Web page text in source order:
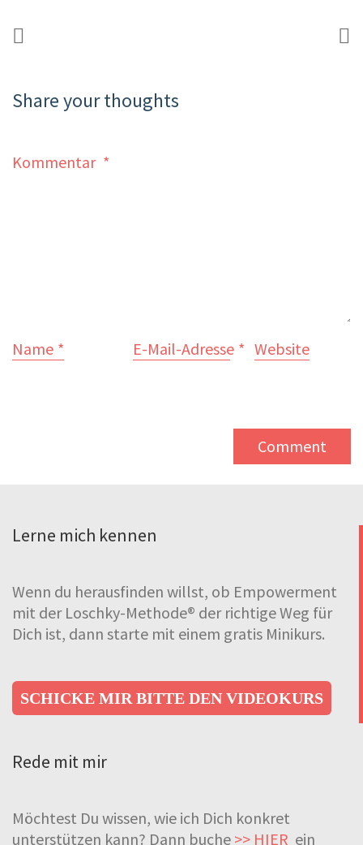
Share your thoughts
Kommentar *
Name * E-Mail-Adresse * Website
Lerne mich kennen
Wenn du herausfinden willst, ob Empowerment
mit der Loschky-Methode® der richtige Weg für
Dich ist, dann starte mit einem gratis Minikurs.
SCHICKE MIR BITTE DEN VIDEOKURS
Rede mit mir
Möchtest Du wissen, wie ich Dich konkret
unterstützen kann? Dann buche >> HIER ein